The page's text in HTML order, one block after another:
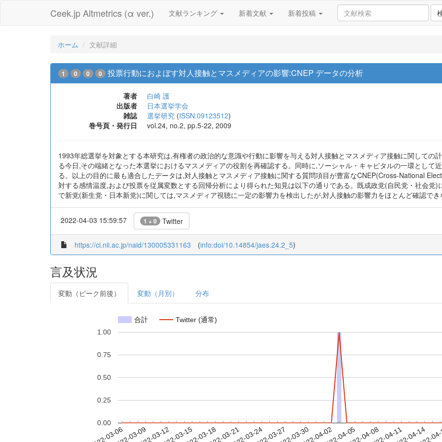
Ceek.jp Altmetrics (α ver.) 文献ランキング 新着文献 新着投稿
ホーム 文献詳細
1 0 0 0 投票行動におよぼす対人接触とマスメディアの影響:CNEP データの分析
著者
白崎 護
出版者
日本選挙学会
雑誌
選挙研究 (ISSN:09123512)
巻号頁・発行日
vol.24, no.2, pp.5-22, 2009
1993年総選挙を対象とする本研究は,有権者の政治的な意識や行動に影響を与える対人接触とマスメディア接触に関しての
る今日,その端緒となった本選挙におけるマスメディアの役割を再確認する。同時に,ソーシャル・キャピタルの一環として
る。以上の目的に最も適合したデータは,対人接触とマスメディア接触に関する質問項目が豊富なCNEP(Cross-National
対する感情温度,および投票を従属変数とする回帰分析により得られた知見は以下の通りである。既成政党(自民党・社会党
で新党(新生党・日本新党)に関しては,マスメディア視聴に一定の影響力を検出したが,対人接触の影響力をほとんど確認でき
2022-04-03 15:59:57 1 + 0 Twitter
https://ci.nii.ac.jp/naid/130005331163 (info:doi/10.14854/jaes.24.2_5)
言及状況
変動（ピーク前後） 変動（月別） 分布
合計 Twitter (通常)
0.00
0.25
0.50
0.75
1.00